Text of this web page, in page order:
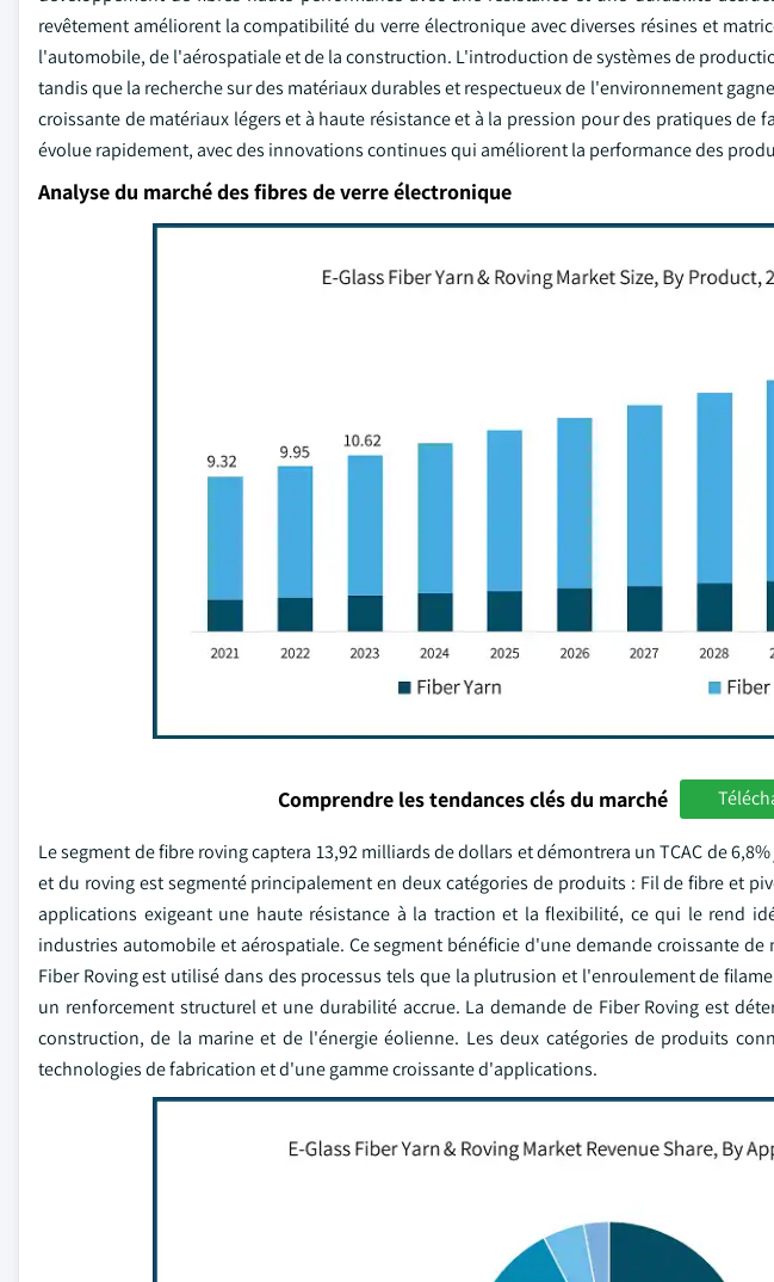
revêtement améliorent la compatibilité du verre électronique avec diverses résines et
l'automobile, de l'aérospatiale et de la construction. L'introduction de systèmes de
tandis que la recherche sur des matériaux durables et respectueux de l'environnement
croissante de matériaux légers et à haute résistance et à la pression pour des pratiques de
évolue rapidement, avec des innovations continues qui améliorent la performance des
Analyse du marché des fibres de verre électronique
Comprendre les tendances clés du marché
Le segment de fibre roving captera 13,92 milliards de dollars et démontrera un TCAC de
et du roving est segmenté principalement en deux catégories de produits : Fil de fibre et
applications exigeant une haute résistance à la traction et la flexibilité, ce qui le rend
industries automobile et aérospatiale. Ce segment bénéficie d'une demande croissante
Fiber Roving est utilisé dans des processus tels que la plutrusion et l'enroulement de
un renforcement structurel et une durabilité accrue. La demande de Fiber Roving est
construction, de la marine et de l'énergie éolienne. Les deux catégories de produits
technologies de fabrication et d'une gamme croissante d'applications.